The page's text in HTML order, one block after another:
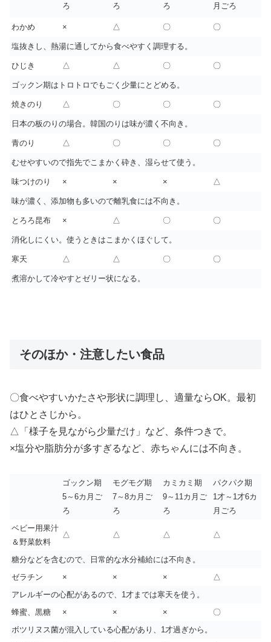
ろ
ろ
ろ
月ごろ
わかめ × △ 〇 〇
塩抜きし、熱湯に通してから食べやすく調理する。
ひじき △ △ 〇 〇
ゴックン期はトロトロでもごく少量にとどめる。
焼きのり △ 〇 〇 〇
日本の板のりの場合。韓国のりは味が濃く不向き。
青のり △ 〇 〇 〇
むせやすいので指先でこまかく砕き、湿らせて使う。
味つけのり × × × △
味が濃く、添加物も多いので離乳食には不向き。
とろろ昆布 × △ 〇 〇
消化しにくい。使うときはこまかくほぐして。
寒天 △ △ 〇 〇
煮溶かして冷やすとゼリー状になる。
そのほか・注意したい食品
〇食べやすいかたさや形状に調理し、適量ならOK。最初
はひとさじから。
△「様子を見ながら少量だけ」など、条件つきで。
×塩分や脂肪分が多すぎるなど、赤ちゃんには不向き。
ゴックン期
5～6カ月ご
ろ
モグモグ期
7～8カ月ご
ろ
カミカミ期
9～11カ月ご
ろ
パクパク期
1才～1才6カ
月ごろ
ベビー用果汁
＆野菜飲料
△ △ △ △
糖分などを含むので、日常的な水分補給には不向き。
ゼラチン
× × ×
△
アレルギーの心配があるので、1才までは寒天を使う。
蜂蜜、黒糖
× × ×
〇
ボツリヌス菌が混入している心配があり、1才過ぎから。